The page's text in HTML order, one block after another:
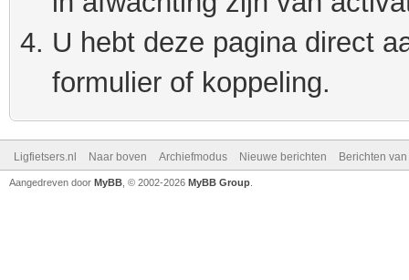
U hebt deze pagina direct
formulier of koppeling.
Ligfietsers.nl Naar boven Archiefmodus Nieuwe berichten Berichten
Aangedreven door MyBB , © 2002-2026 MyBB Group